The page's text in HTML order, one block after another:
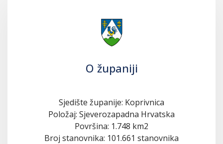
O županiji
Sjedište županije: Koprivnica
Položaj: Sjeverozapadna Hrvatska
Površina: 1.748 km2
Broj stanovnika: 101.661 stanovnika